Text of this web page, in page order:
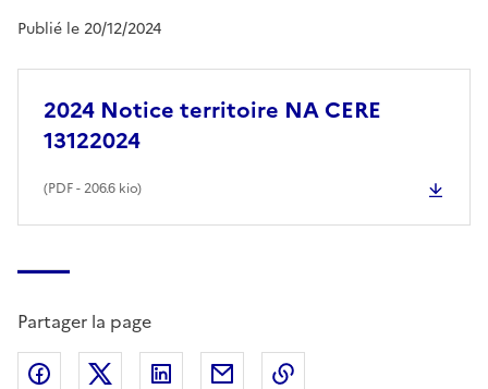
Publié le 20/12/2024
2024 Notice territoire NA CERE
13122024
(PDF- 206.6 kio)
Partager la page
Partager sur Facebook
Partager sur X (anciennement Twitter)
Partager sur LinkedIn
Partager par email